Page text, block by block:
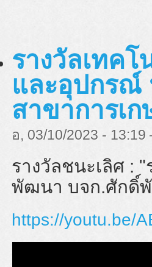
รางวัลเทค
และอุปกรณ์
สาขาการเ
อ, 03/10/2023 -
รางวัลชนะเลิศ : "
พัฒนา บจก.ศักดิ์
https://youtu.be/